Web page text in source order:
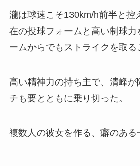
瀧は球速こそ130km/h前半と控
在の投球フォームと高い制球力
ームからでもストライクを取る
高い精神力の持ち主で、清峰
チも要とともに乗り切った。
複数人の彼女を作る、癖のある